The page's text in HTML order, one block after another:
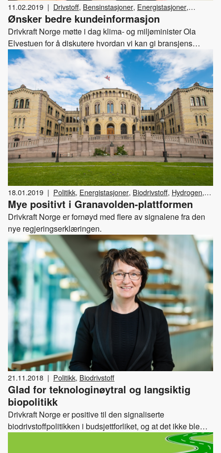
11.02.2019 | Drivstoff, Bensinstasjoner, Energistasjoner,
Biodrivstoff
Ønsker bedre kundeinformasjon
Drivkraft Norge møtte i dag klima- og miljøminister Ola
Elvestuen for å diskutere hvordan vi kan gi bransjens
kunder bedre informasjon om drivstoffenes klimanytte.
18.01.2019 | Politikk, Energistasjoner, Biodrivstoff, Hydrogen,
Elektrisitet,Veiprising
Mye positivt i Granavolden-plattformen
Drivkraft Norge er fornøyd med flere av signalene fra den
nye regjeringserklæringen.
21.11.2018 | Politikk, Biodrivstoff
Glad for teknologinøytral og langsiktig
biopolitikk
Drivkraft Norge er positive til den signaliserte
biodrivstoffpolitikken i budsjettforliket, og at det ikke ble
gjort kortsiktige endringer for å saldere budsjettet.